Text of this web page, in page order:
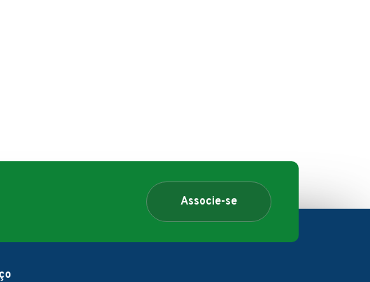
Associe-se